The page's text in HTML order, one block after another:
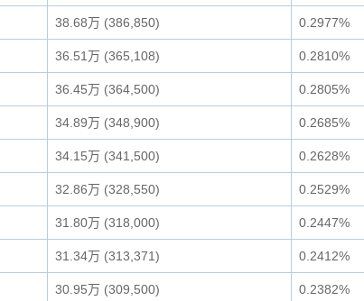
38.68万 (386,850) 0.2977%
36.51万 (365,108) 0.2810%
36.45万 (364,500) 0.2805%
34.89万 (348,900) 0.2685%
34.15万 (341,500) 0.2628%
32.86万 (328,550) 0.2529%
31.80万 (318,000) 0.2447%
31.34万 (313,371) 0.2412%
30.95万 (309,500) 0.2382%